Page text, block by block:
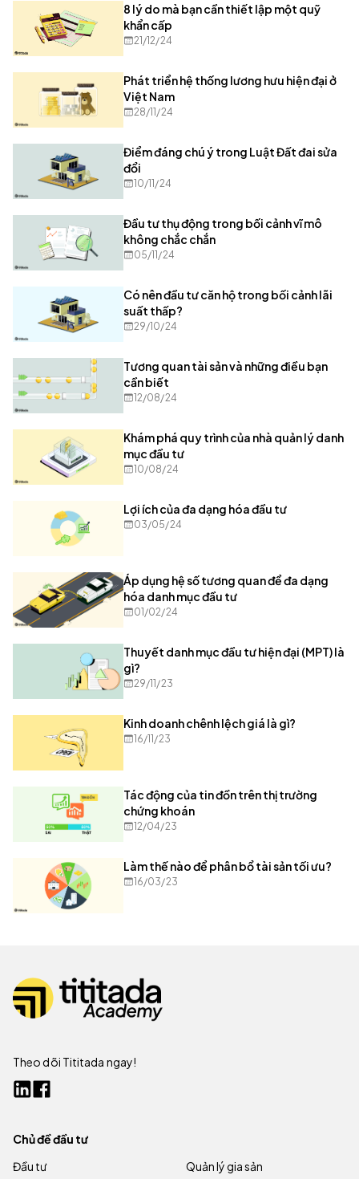
8 lý do mà bạn cần thiết lập một quỹ
khẩn cấp
21/12/24
Phát triển hệ thống lương hưu hiện đại ở
Việt Nam
28/11/24
Điểm đáng chú ý trong Luật Đất đai sửa
đổi
10/11/24
Đầu tư thụ động trong bối cảnh vĩ mô
không chắc chắn
05/11/24
Có nên đầu tư căn hộ trong bối cảnh lãi
suất thấp?
29/10/24
Tương quan tài sản và những điều bạn
cần biết
12/08/24
Khám phá quy trình của nhà quản lý danh
mục đầu tư
10/08/24
Lợi ích của đa dạng hóa đầu tư
03/05/24
Áp dụng hệ số tương quan để đa dạng
hóa danh mục đầu tư
01/02/24
Thuyết danh mục đầu tư hiện đại (MPT) là
gì?
29/11/23
Kinh doanh chênh lệch giá là gì?
16/11/23
Tác động của tin đồn trên thị trường
chứng khoán
12/04/23
Làm thế nào để phân bổ tài sản tối ưu?
16/03/23
Theo dõi Tititada ngay!
Chủ đề đầu tư
Đầu tư
Quản lý gia sản